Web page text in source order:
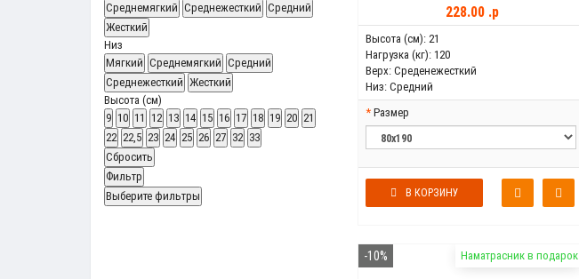
Среднемягкий Среднежесткий Средний
Жесткий
Низ
Мягкий Среднемягкий Средний
Среднежесткий Жесткий
Высота (см)
9 10 11 12 13 14 15 16 17 18 19 20 21
22 22,5 23 24 25 26 27 32 33
Сбросить
Фильтр
Выберите фильтры
228.00 .p
Высота (см): 21
Нагрузка (кг): 120
Верх: Среденежесткий
Низ: Средний
Размер
В КОРЗИНУ
Наматрасник в подарок
-10%